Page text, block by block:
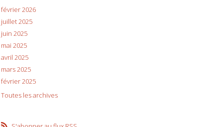
février 2026
juillet 2025
juin 2025
mai 2025
avril 2025
mars 2025
février 2025
Toutes les archives